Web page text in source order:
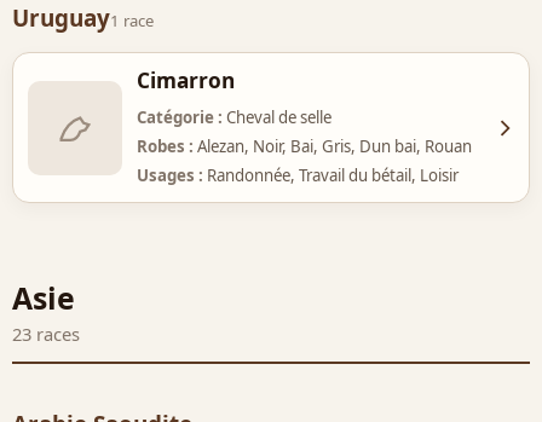
Uruguay1 race
Cimarron
Catégorie Cheval de selle
Robes
Alezan, Noir, Bai, Gris, Dun bai, Rouan
Usages
Randonnée, Travail du bétail, Loisir
Asie
23 races